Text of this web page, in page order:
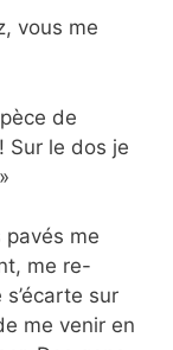
vous me
de
Sur le dos je
me
me re-
sur
me venir en